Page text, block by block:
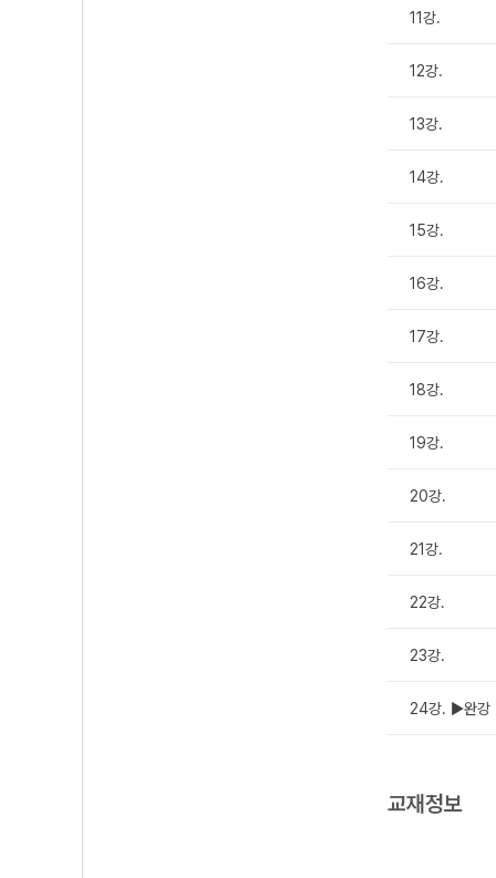
11강.
12강.
13강.
14강.
15강.
16강.
17강.
18강.
19강.
20강.
21강.
22강.
23강.
24강. ▶완강
교재정보